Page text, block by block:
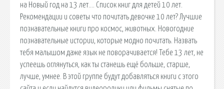
на Новый год на 13 лет…. Список книг для детей 10 лет.
Рекомендации и советы что почитать девочке 10 лет? Лучшие
познавательные книги про космос, животных. Новогодние
познавательные истории, которые модно почитать. Назвать
тебя малышом даже язык не поворачивается! Тебе 13 лет, не
успеешь оглянуться, как ты станешь ещё больше, старше,
лучше, умнее. В этой группе будут добавляться книги с этого